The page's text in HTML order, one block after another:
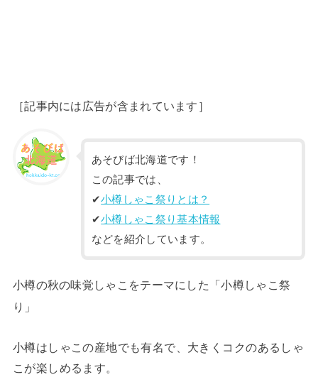
［記事内には広告が含まれています］
あそびば北海道です！
この記事では、
✔︎小樽しゃこ祭りとは？
✔︎小樽しゃこ祭り基本情報
などを紹介しています。
小樽の秋の味覚しゃこをテーマにした「小樽しゃこ祭
り」
小樽はしゃこの産地でも有名で、大きくコクのあるしゃ
こが楽しめるます。